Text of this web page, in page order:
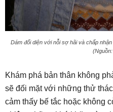
Dám đối diện với nỗi sợ hãi và chấp
Khám phá bản thân không
sẽ đối mặt với những thử
cảm thấy bế tắc hoặc không